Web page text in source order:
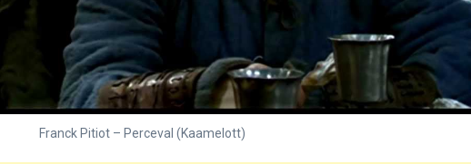
Franck Pitiot – Perceval (Kaamelott)